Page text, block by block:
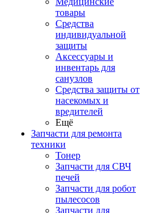
товары
Средства
индивидуальной
защиты
Аксессуары и
инвентарь для
санузлов
Средства защиты от
насекомых и
вредителей
Ещё
Запчасти для ремонта
техники
Тонер
Запчасти для СВЧ
печей
Запчасти для робот
пылесосов
Запчасти для